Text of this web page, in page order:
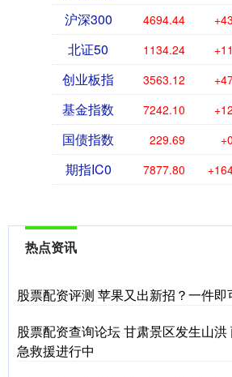
沪深300 4694.44
北证50 1134.24
创业板指 3563.12
基金指数 7242.10
国债指数 229.69
期指IC0 7877.80
热点资讯
股票配资评测 苹果又出新招？一件
股票配资查询论坛 甘肃景区发生山
急救援进行中